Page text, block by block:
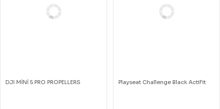
DJI MİNİ 5 PRO PROPELLERS Playseat Challenge Black ActiFit